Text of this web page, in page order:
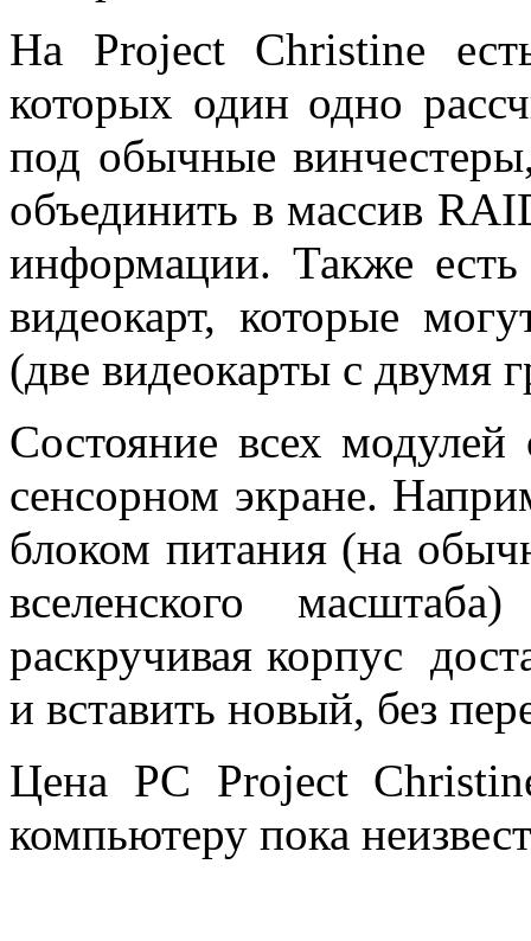
На Project Christine
которых один одно
под обычные
объединить в массив
информации. Также есть
видеокарт, которые
(две видеокарты с двумя
Состояние всех модулей
сенсорном экране.
блоком питания (на
вселенского
раскручивая корпус
и вставить новый, без
Цена PC Project
компьютеру пока